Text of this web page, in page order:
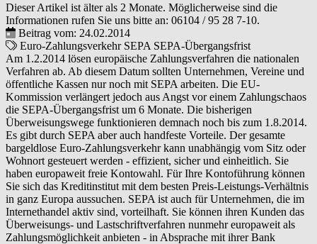
Dieser Artikel ist älter als 2 Monate. Möglicherweise sind die
Informationen rufen Sie uns bitte an: 06104 / 95 28 7-10.
Beitrag vom: 24.02.2014
Euro-Zahlungsverkehr SEPA SEPA-Übergangsfrist
Am 1.2.2014 lösen europäische Zahlungsverfahren die nationalen
Verfahren ab. Ab diesem Datum sollten Unternehmen, Vereine und
öffentliche Kassen nur noch mit SEPA arbeiten. Die EU-
Kommission verlängert jedoch aus Angst vor einem Zahlungschaos
die SEPA-Übergangsfrist um 6 Monate. Die bisherigen
Überweisungswege funktionieren demnach noch bis zum 1.8.2014.
Es gibt durch SEPA aber auch handfeste Vorteile. Der gesamte
bargeldlose Euro-Zahlungsverkehr kann unabhängig vom Sitz oder
Wohnort gesteuert werden - effizient, sicher und einheitlich. Sie
haben europaweit freie Kontowahl. Für Ihre Kontoführung können
Sie sich das Kreditinstitut mit dem besten Preis-Leistungs-Verhältnis
in ganz Europa aussuchen. SEPA ist auch für Unternehmen, die im
Internethandel aktiv sind, vorteilhaft. Sie können ihren Kunden das
Überweisungs- und Lastschriftverfahren nunmehr europaweit als
Zahlungsmöglichkeit anbieten - in Absprache mit ihrer Bank